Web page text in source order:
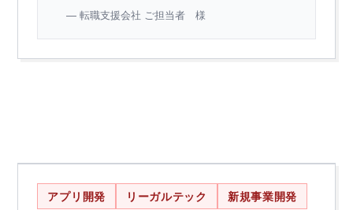
転職支援会社 ご担当者 様
アプリ開発 リーガルテック 新規事業開発